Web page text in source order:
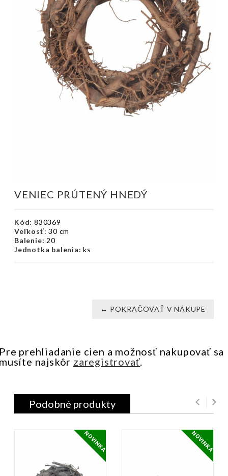
VENIEC PRÚTENÝ HNEDÝ
Kód: 830369
Veľkosť:30 cm
Balenie: 20
Jednotka balenia:ks
← POKRAČOVAŤ V NÁKUPE
prehliadanie cien a možnosť nakupovať sa
najskôr zaregistrovať.
Podobné produkty
NOVINKA NOVINKA